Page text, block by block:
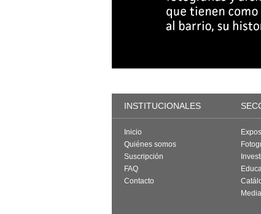
INSTITUCIONALES
Inicio
Quiénes somos
Suscripción
FAQ
Contacto